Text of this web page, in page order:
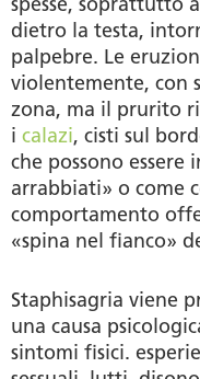
dietro la testa,
palpebre. Le
violentemente, con
zona, ma il prurito
i calazi, cisti sul
che possono
arrabbiati» o come
comportamento
«spina nel fianco»
Staphisagria viene
una causa
sintomi fisici.